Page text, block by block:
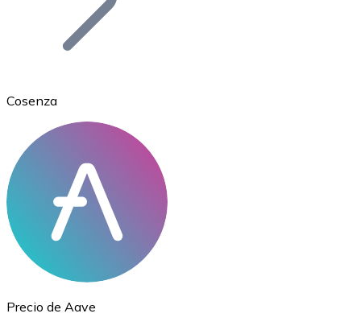
Ethereum
ETH
Cosenza
Precio de Aave